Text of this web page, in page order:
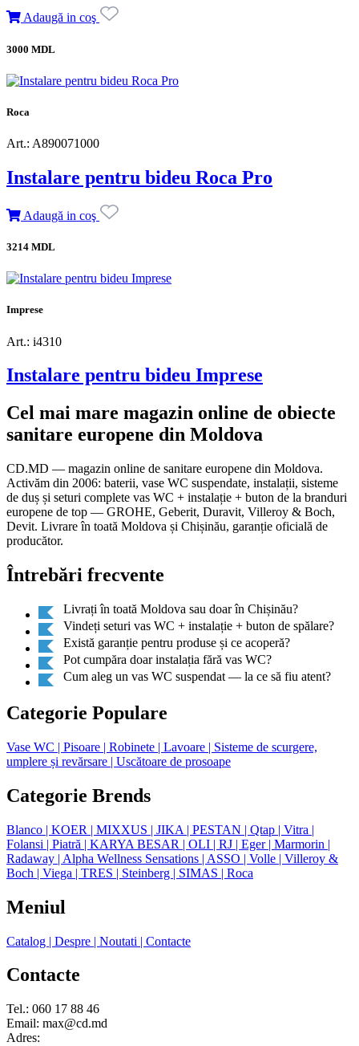
Adaugă in coş
3000 MDL
Roca
Art.: A890071000
Instalare pentru bideu Roca Pro
Adaugă in coş
3214 MDL
Imprese
Art.: i4310
Instalare pentru bideu Imprese
Cel mai mare magazin online de obiecte
sanitare europene din Moldova
CD.MD — magazin online de sanitare europene din Moldova.
Activăm din 2006: baterii, vase WC suspendate, instalații, sisteme
de duș și seturi complete vas WC + instalație + buton de la branduri
europene de top — GROHE, Geberit, Duravit, Villeroy & Boch,
Devit. Livrare în toată Moldova și Chișinău, garanție oficială de
producător.
Întrebări frecvente
Livrați în toată Moldova sau doar în Chișinău?
Vindeți seturi vas WC + instalație + buton de spălare?
Există garanție pentru produse și ce acoperă?
Pot cumpăra doar instalația fără vas WC?
Cum aleg un vas WC suspendat — la ce să fiu atent?
Categorie Populare
Vase WC | Pisoare | Robinete | Lavoare | Sisteme de scurgere,
umplere și revărsare | Uscătoare de prosoape
Categorie Brends
Blanco | KOER | MIXXUS | JIKA | PESTAN | Qtap | Vitra |
Folansi | Piatră | KARYA BESAR | OLI | RJ | Eger | Marmorin |
Radaway | Alpha Wellness Sensations | ASSO | Volle | Villeroy &
Boch | Viega | TRES | Steinberg | SIMAS | Roca
Meniul
Catalog | Despre | Noutati | Contacte
Contacte
Tel.: 060 17 88 46
Email: max@cd.md
Adres: